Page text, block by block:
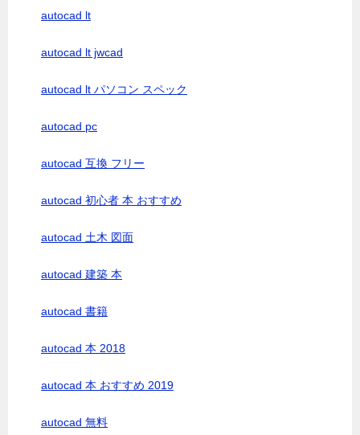
autocad lt
autocad lt jwcad
autocad lt パソコン スペック
autocad pc
autocad 互換 フリー
autocad 初心者 本 おすすめ
autocad 土木 図面
autocad 建築 本
autocad 書籍
autocad 本 2018
autocad 本 おすすめ 2019
autocad 無料